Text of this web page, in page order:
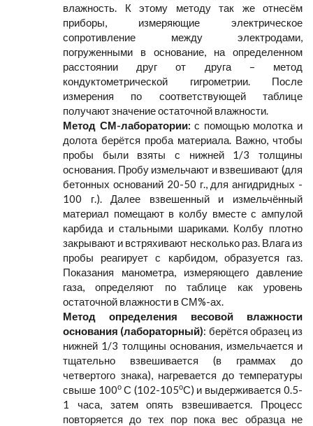
влажность. К этому методу так же отнесём
приборы, измеряющие электрическое
сопротивление между электродами,
погруженными в основание, на определенном
расстоянии друг от друга – метод
кондуктометрической гигрометрии. После
измерения по соответствующей таблице
получают значение остаточной влажности.
Метод СМ-лаборатории:с помощью молотка и
долота берётся проба материала. Важно, чтобы
пробы были взяты с нижней 1/3 толщины
основания. Пробу измельчают и взвешивают (для
бетонных оснований 20-50 г., для ангидридных -
100 г.). Далее взвешенный и измельчённый
материал помещают в колбу вместе с ампулой
карбида и стальными шариками. Колбу плотно
закрывают и встряхивают несколько раз. Влага из
пробы реагирует с карбидом, образуется газ.
Показания манометра, измеряющего давление
газа, определяют по таблице как уровень
остаточной влажности в СМ%-ах.
Метод определения весовой влажности
основания (лабораторный): берётся образец из
нижней 1/3 толщины основания, измельчается и
тщательно взвешивается (в граммах до
четвертого знака), нагревается до температуры
свыше 100о С (102-105оС) и выдерживается 0.5-
1 часа, затем опять взвешивается. Процесс
повторяется до тех пор пока вес образца не